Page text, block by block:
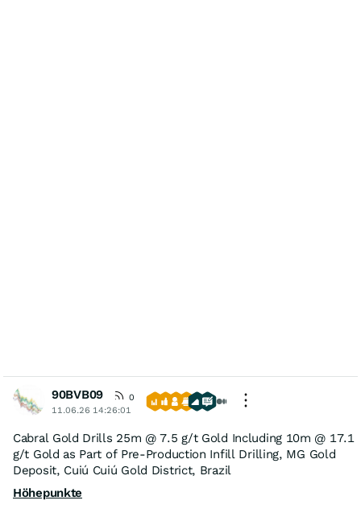
90BVB09
0
11.06.26 14:26:01
Cabral Gold Drills 25m @ 7.5 g/t Gold Including 10m @ 17.1
g/t Gold as Part of Pre-Production Infill Drilling, MG Gold
Deposit, Cuiú Cuiú Gold District, Brazil
Höhepunkte